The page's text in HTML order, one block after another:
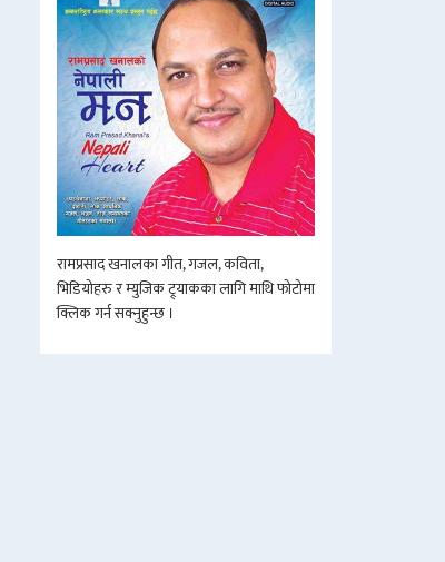
रामप्रसाद खनालका गीत, गजल, कविता,
भिडियोहरु र म्युजिक ट्र्याकका लागि माथि फोटोमा
क्लिक गर्न सक्नुहुन्छ ।